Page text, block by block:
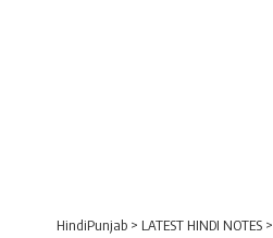
HindiPunjab > LATEST HINDI NOTES >